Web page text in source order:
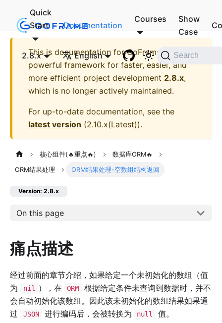
Quick
Start
Documentation
Courses
Show
Case
2.8.x English Search
This is documentation forGoFrame - A
powerful framework for faster, easier, and
more efficient project development 2.8.x,
which is no longer actively maintained.
For up-to-date documentation, see the
latest version (2.10.x(Latest)).
核心组件(🔥重点🔥) 数据库ORM🔥
ORM结果处理 ORM结果处理-空数组结构返回
Version: 2.8.x
On this page
痛点描述
经过前面的章节介绍，如果给定一个未初始化的数组（值
为
nil ），在 ORM
根据给定条件未查询到数据时，并不
会自动初始化该数组。因此该未初始化的数组结果如果通
过
JSON 进行编码后，会被转换为 null 值。